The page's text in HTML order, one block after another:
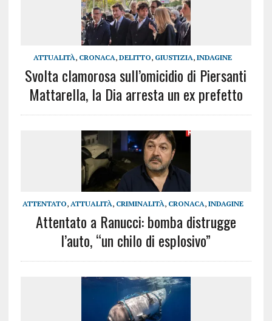
ATTUALITÀ, CRONACA,DELITTO, GIUSTIZIA,INDAGINE
Svolta clamorosa sull’omicidio di Piersanti
Mattarella, la Dia arresta un ex prefetto
ATTENTATO, ATTUALITÀ, CRIMINALITÀ, CRONACA, INDAGINE
Attentato a Ranucci: bomba distrugge
l’auto, “un chilo di esplosivo”